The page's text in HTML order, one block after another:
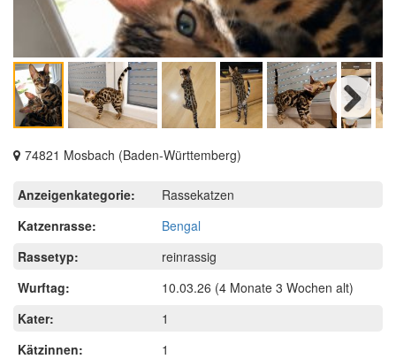
Next
74821 Mosbach (Baden-Württemberg)
Anzeigenkategorie:
Rassekatzen
Katzenrasse:
Bengal
Rassetyp:
reinrassig
Wurftag:
10.03.26 (4 Monate 3 Wochen alt)
Kater:
1
Kätzinnen:
1